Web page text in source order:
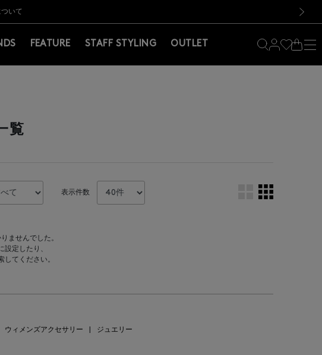
常時送料無料！お買い物の際は会員登録を！
）
いて
常時送料無料！お買い物の際は会員登録を！
）
FEATURE STAFF STYLING OUTLET
覧
表示件数
ませんでした。
設定したり、
してください。
ウィメンズアクセサリー ジュエリー